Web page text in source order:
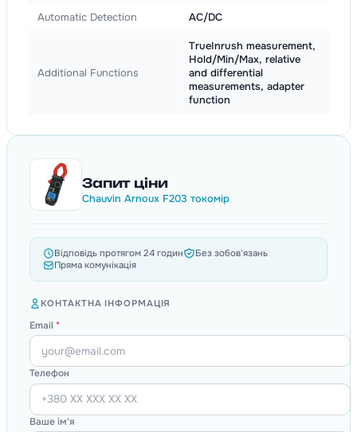
Automatic Detection AC/DC
Additional Functions
TrueInrush measurement,
Hold/Min/Max, relative
and differential
measurements, adapter
function
Запит ціни
Chauvin Arnoux F203 токомір
Відповідь протягом 24 годин
Без зобов'язань
Пряма комунікація
КОНТАКТНА ІНФОРМАЦІЯ
Email *
Телефон
Ваше ім'я